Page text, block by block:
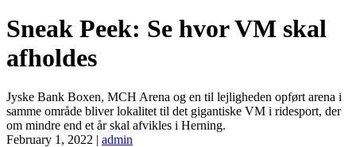
Sneak Peek: Se hvor VM skal
afholdes
Jyske Bank Boxen, MCH Arena og en til lejligheden opført arena i
samme område bliver lokalitet til det gigantiske VM i ridesport, der
om mindre end et år skal afvikles i Herning.
February 1, 2022 | admin